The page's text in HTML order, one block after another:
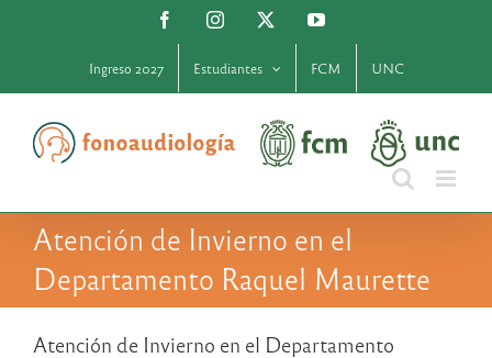
FacebookInstagram YouTube
Ingreso 2027 Estudiantes FCM UNC
Atención de Invierno en el
Departamento Raquel Maurette
Atención de Invierno en el Departamento